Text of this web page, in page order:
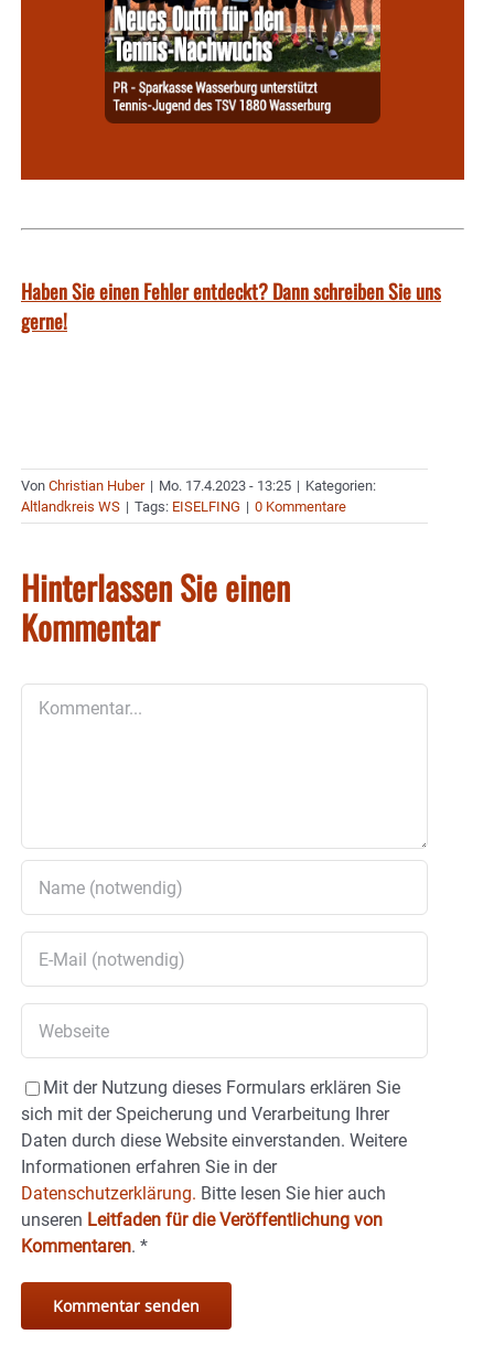
Haben Sie einen Fehler entdeckt? Dann schreiben Sie uns
gerne!
Von Christian Huber | Mo. 17.4.2023 - 13:25 | Kategorien:
Altlandkreis WS | Tags: EISELFING | 0 Kommentare
Hinterlassen Sie einen
Kommentar
Mit der Nutzung dieses Formulars erklären Sie
sich mit der Speicherung und Verarbeitung Ihrer
Daten durch diese Website einverstanden. Weitere
Informationen erfahren Sie in der
Datenschutzerklärung. Bitte lesen Sie hier auch
unseren Leitfaden für die Veröffentlichung von
Kommentaren. *